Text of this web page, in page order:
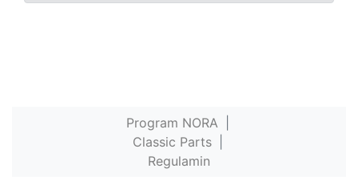
Program NORA
Classic Parts
Regulamin